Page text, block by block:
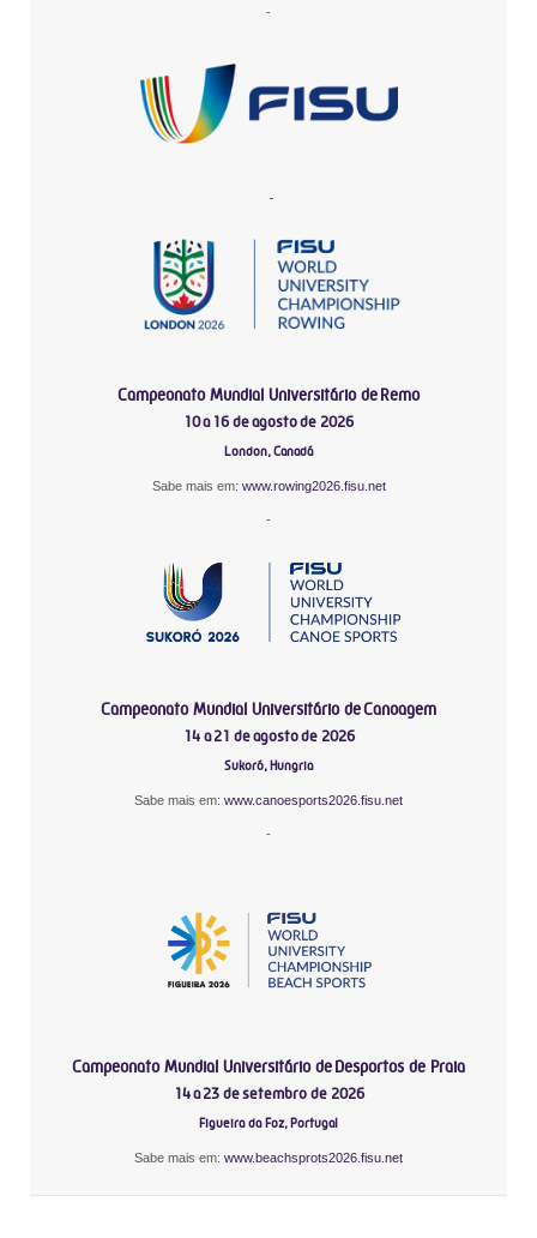
-
-
Campeonato Mundial Universitário de Remo
10 a 16 de agosto de 2026
London, Canadá
Sabe mais em: www.rowing2026.fisu.net
-
Campeonato Mundial Universitário de Canoagem
14 a 21 de agosto de 2026
Sukoró, Hungria
Sabe mais em: www.canoesports2026.fisu.net
-
Campeonato Mundial Universitário de Desportos de Praia
14 a 23 de setembro de 2026
Figueira da Foz, Portugal
Sabe mais em: www.beachsprots2026.fisu.net